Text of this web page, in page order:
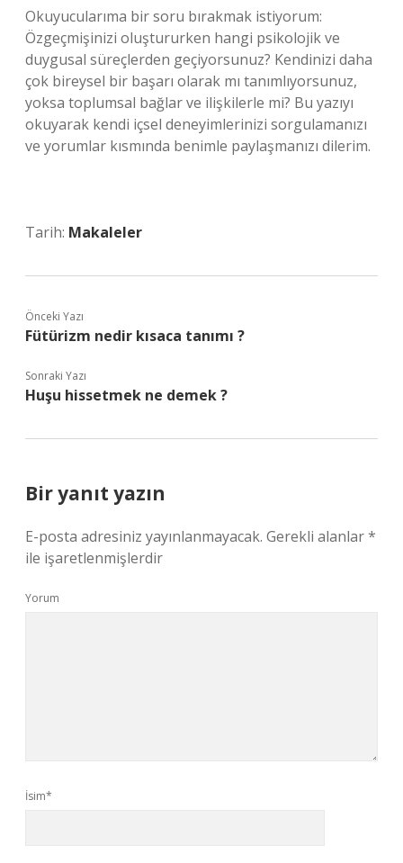
Okuyucularıma bir soru bırakmak istiyorum:
Özgeçmişinizi oluştururken hangi psikolojik ve
duygusal süreçlerden geçiyorsunuz? Kendinizi daha
çok bireysel bir başarı olarak mı tanımlıyorsunuz,
yoksa toplumsal bağlar ve ilişkilerle mi? Bu yazıyı
okuyarak kendi içsel deneyimlerinizi sorgulamanızı
ve yorumlar kısmında benimle paylaşmanızı dilerim.
Tarih: Makaleler
Önceki Yazı
Fütürizm nedir kısaca tanımı ?
Sonraki Yazı
Huşu hissetmek ne demek ?
Bir yanıt yazın
E-posta adresiniz yayınlanmayacak. Gerekli alanlar*
ile işaretlenmişlerdir
Yorum
İsim*